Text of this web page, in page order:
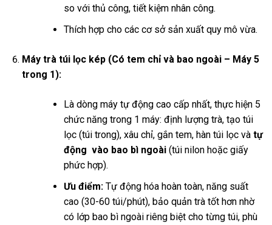
so với thủ công, tiết kiệm nhân công.
Thích hợp cho các cơ sở sản xuất quy mô vừa.
Máy trà túi lọc kép (Có tem chỉ và bao ngoài – Máy 5
trong 1):
Là dòng máy tự động cao cấp nhất, thực hiện 5
chức năng trong 1 máy: định lượng trà, tạo túi
lọc (túi trong), xâu chỉ, gắn tem, hàn túi lọc và tự
động vào bao bì ngoài(túi nilon hoặc giấy
phức hợp).
Ưu điểm:Tự động hóa hoàn toàn, năng suất
cao (30-60 túi/phút), bảo quản trà tốt hơn nhờ
có lớp bao bì ngoài riêng biệt cho từng túi, phù